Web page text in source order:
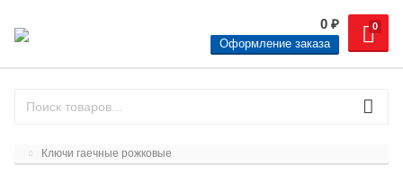
0
0 ₽
Оформление заказа
Ключи гаечные рожковые